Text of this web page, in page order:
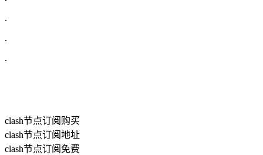
.
.
.
clash节点订阅购买
clash节点订阅地址
clash节点订阅免费